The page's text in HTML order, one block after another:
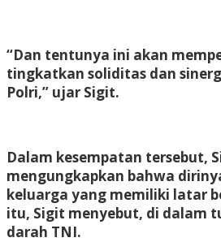
“Dan tentunya ini akan
tingkatkan soliditas dan
Polri,” ujar Sigit.
Dalam kesempatan tersebut,
mengungkapkan bahwa
keluarga yang memiliki latar
itu, Sigit menyebut, di dalam
darah TNI.